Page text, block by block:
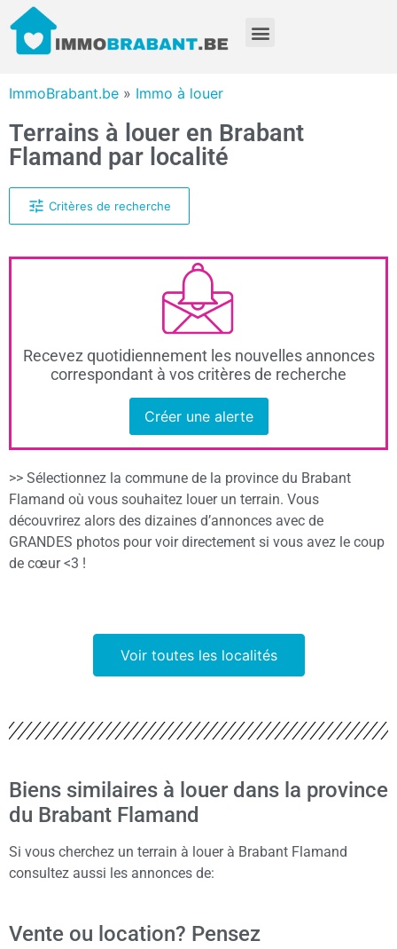
ImmoBrabant.be » Immo à louer
Terrains à louer en Brabant
Flamand par localité
Critères de recherche
Recevez quotidiennement les nouvelles annonces
correspondant à vos critères de recherche
Créer une alerte
>> Sélectionnez la commune de la province du Brabant
Flamand où vous souhaitez louer un terrain. Vous
découvrirez alors des dizaines d’annonces avec de
GRANDES photos pour voir directement si vous avez le coup
de cœur <3 !
Voir toutes les localités
Biens similaires à louer dans la province
du Brabant Flamand
Si vous cherchez un terrain à louer à Brabant Flamand
consultez aussi les annonces de:
Vente ou location? Pensez